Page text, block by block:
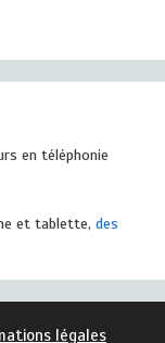
en téléphonie
et tablette, des
légales